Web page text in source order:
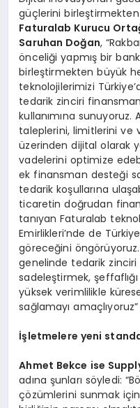
güçlerini
Faturalab Kurucu
Saruhan Doğan,
önceliği yapmış bir
birleştirmekten büyük
teknolojilerimizi
tedarik zinciri
kullanımına sunuyoruz.
taleplerini, limitlerini ve
üzerinden dijital olarak
vadelerini optimize
ek finansman desteği
tedarik koşullarına
ticaretin doğrudan
tanıyan Faturalab
Emirlikleri’nde de
göreceğini
genelinde tedarik
sadeleştirmek,
yüksek verimlilikle
sağlamayı
İşletmelere yeni
Ahmet Bekce ise
adına şunları söyledi:
çözümlerini sunmak